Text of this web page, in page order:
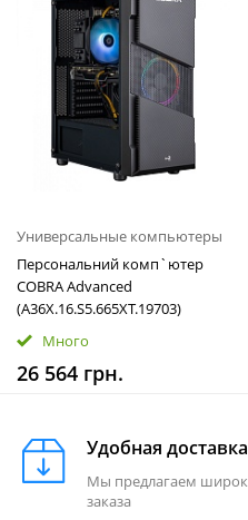
Универсальные компьютеры
Персональний комп`ютер
COBRA Advanced
(A36X.16.S5.665XT.19703)
Много
26 564 грн.
Удобная доставка
Мы предлагаем
заказа